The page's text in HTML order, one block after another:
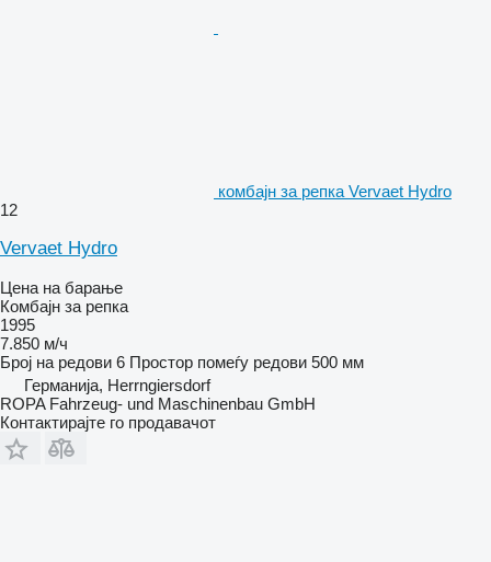
комбајн за репка Vervaet Hydro
12
Vervaet Hydro
Цена на барање
Комбајн за репка
1995
7.850 м/ч
Број на редови 6 Простор помеѓу редови 500 мм
Германија, Herrngiersdorf
ROPA Fahrzeug- und Maschinenbau GmbH
Контактирајте го продавачот